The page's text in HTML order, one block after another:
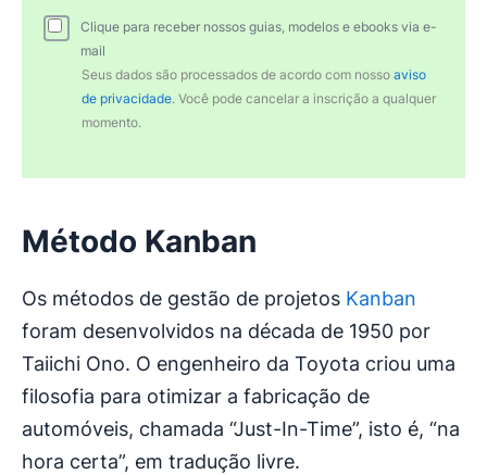
Clique para receber nossos guias, modelos e ebooks via e-
mail
Seus dados são processados de acordo com nosso aviso
de privacidade. Você pode cancelar a inscrição a qualquer
momento.
Método Kanban
Os métodos de gestão de projetos Kanban
foram desenvolvidos na década de 1950 por
Taiichi Ono. O engenheiro da Toyota criou uma
filosofia para otimizar a fabricação de
automóveis, chamada “Just-In-Time”, isto é, “na
hora certa”, em tradução livre.